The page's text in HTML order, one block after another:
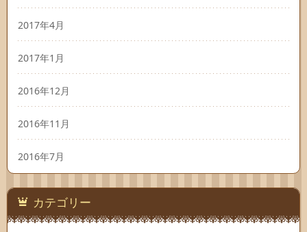
2017年4月
2017年1月
2016年12月
2016年11月
2016年7月
カテゴリー